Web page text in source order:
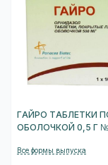
ГАЙРО ТАБЛЕТКИ
ОБОЛОЧКОЙ 0,5 Г
Все формы выпуска